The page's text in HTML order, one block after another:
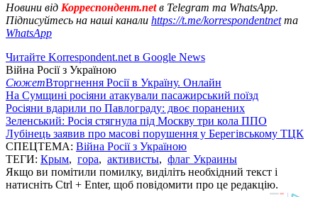
Новини від Корреспондент.netв Telegram та WhatsApp.
Підписуйтесь на наші канали https://t.me/korrespondentnetта
WhatsApp
Читайте Korrespondent.net в Google News
Війна Росії з Україною
СюжетВторгнення Росії в Україну. Онлайн
На Сумщині росіяни атакували пасажирський поїзд
Росіяни вдарили по Павлограду: двоє поранених
Зеленський: Росія стягнула під Москву три кола ППО
Лубінець заявив про масові порушення у Берегівському ТЦК
СПЕЦТЕМА: Війна Росії з Україною
ТЕГИ: Крым, гора, активисты, флаг Украины
Якщо ви помітили помилку, виділіть необхідний текст і
натисніть Ctrl + Enter, щоб повідомити про це редакцію.